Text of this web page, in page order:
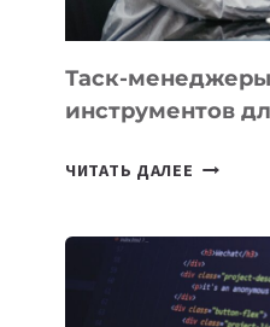
Таск-
инструментов
ЧИТАТЬ ДАЛЕЕ ТАСК-
ДЛЯ